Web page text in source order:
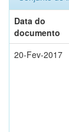
Data do
documento
20-Fev-2017